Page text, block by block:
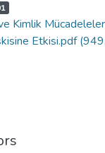
,
Kimlik
Etkisi.pdf